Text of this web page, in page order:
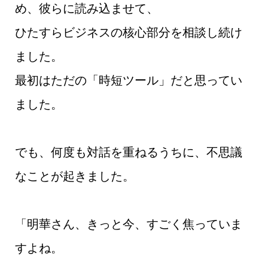
め、彼らに読み込ませて、
ひたすらビジネスの核心部分を相談し続け
ました。
最初はただの「時短ツール」だと思ってい
ました。
でも、何度も対話を重ねるうちに、不思議
なことが起きました。
「明華さん、きっと今、すごく焦っていま
すよね。